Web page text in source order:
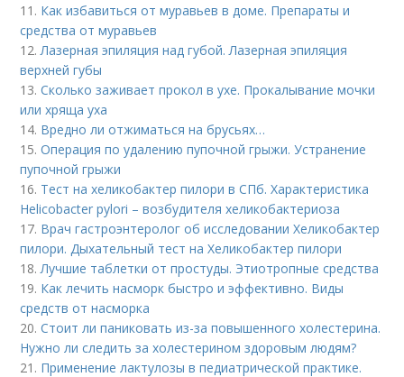
11. Как избавиться от муравьев в доме. Препараты и
средства от муравьев
12. Лазерная эпиляция над губой. Лазерная эпиляция
верхней губы
13.Сколько заживает прокол в ухе. Прокалывание мочки
или хряща уха
14. Вредно ли отжиматься на брусьях…
15.Операция по удалению пупочной грыжи. Устранение
пупочной грыжи
16. Тест на хеликобактер пилори в СПб. Характеристика
Helicobacter pylori – возбудителя хеликобактериоза
17. Врач гастроэнтеролог об исследовании Хеликобактер
пилори. Дыхательный тест на Хеликобактер пилори
18. Лучшие таблетки от простуды. Этиотропные средства
19. Как лечить насморк быстро и эффективно. Виды
средств от насморка
20.Стоит ли паниковать из-за повышенного холестерина.
Нужно ли следить за холестерином здоровым людям?
21. Применение лактулозы в педиатрической практике.